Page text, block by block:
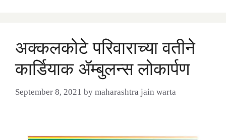
अक्कलकोटे परिवाराच्या वतीने
कार्डियाक ॲम्बुलन्स लोकार्पण
September 8, 2021 by maharashtra jain warta